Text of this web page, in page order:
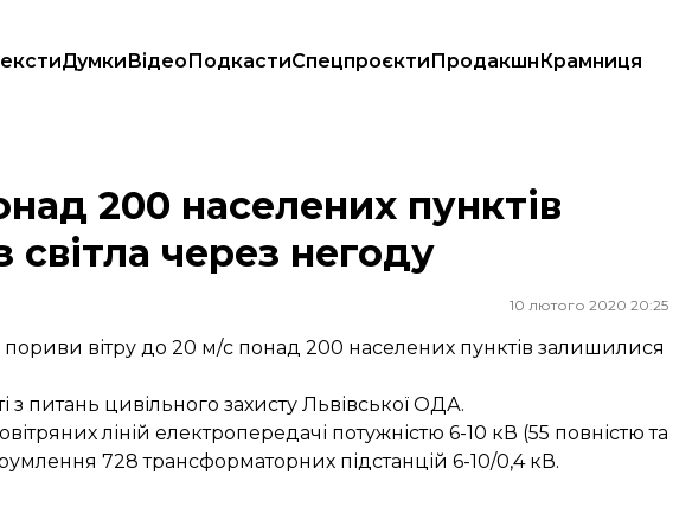
ДумкиВідеоПодкастиСпецпроєктиПродакшнКрамниця
без світла через негоду
200 населених пунктів
через негоду
10 лютого 2020 20:25
пориви вітру до 20 м/с понад 200 населених пунктів залишилися
з питань цивільного захисту Львівської ОДА.
ліній електропередачі потужністю 6-10 кВ (55 повністю та
728 трансформаторних підстанцій 6-10/0,4 кВ.